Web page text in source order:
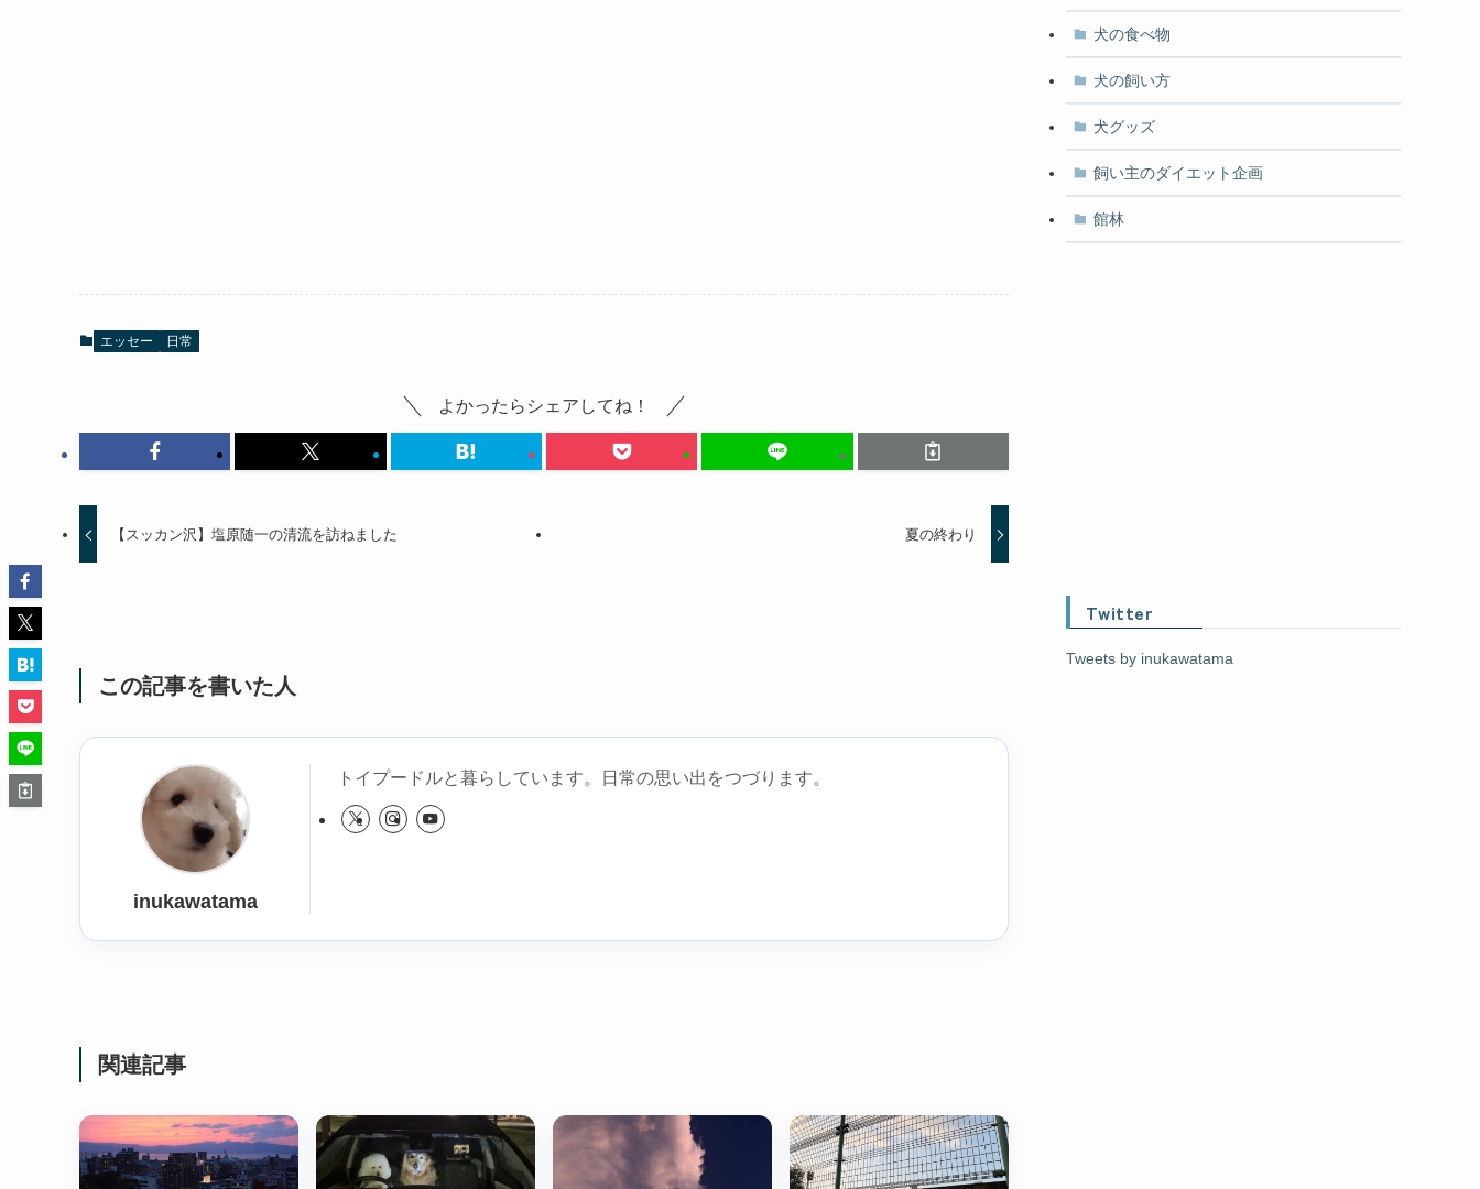
エッセー 日常
よかったらシェアしてね！
【スッカン沢】塩原随一の清流を訪ねました 夏の終わり
この記事を書いた人
inukawatama
トイプードルと暮らしています。日常の思い出をつづります。
関連記事
犬の食べ物
犬の飼い方
犬グッズ
飼い主のダイエット企画
館林
Twitter
Tweets by inukawatama